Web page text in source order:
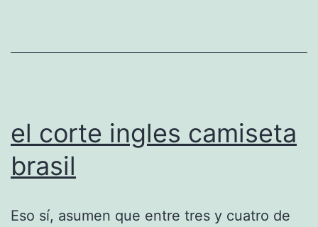
el corte ingles camiseta
brasil
Eso sí, asumen que entre tres y cuatro de